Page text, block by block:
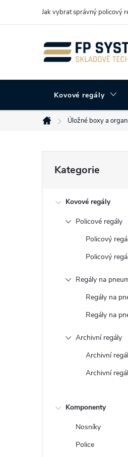
Jak vybrat správný policový
Kovové regály
Domů
Úložné boxy a
kategorie
Kategorie
Kovové regály
Policové regály
Policový
Policový
Regály na
Regály na
Regály na
Archivní regály
Archivní
Archivní
Komponenty
Nosníky
Police